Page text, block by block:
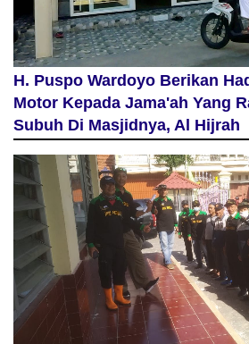
H. Puspo Wardoyo Berikan
Motor Kepada Jama'ah Yang
Subuh Di Masjidnya, Al Hijrah